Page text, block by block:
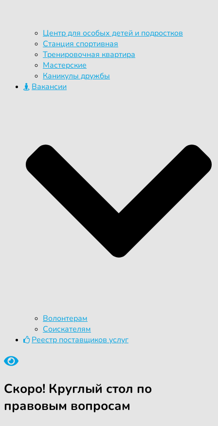
Центр для особых детей и подростков
Станция спортивная
Тренировочная квартира
Мастерские
Каникулы дружбы
Вакансии
Волонтерам
Соискателям
Реестр поставщиков услуг
Скоро! Круглый стол по
правовым вопросам